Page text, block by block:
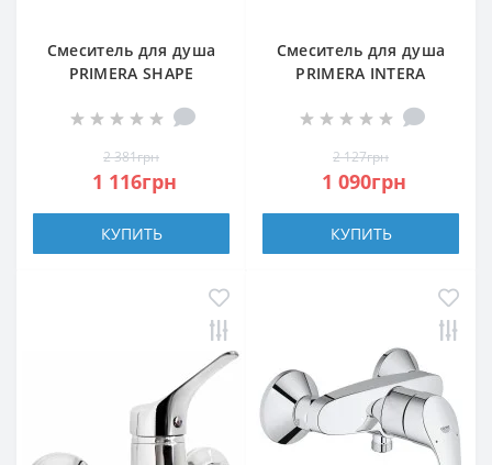
Смеситель для душа
PRIMERA SHAPE
2 381грн
1 116грн
КУПИТЬ
Смеситель для душа
PRIMERA INTERA
2 127грн
1 090грн
КУПИТЬ